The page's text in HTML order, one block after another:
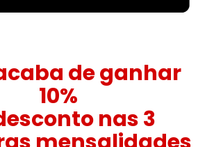
de ganhar
10%
nas 3